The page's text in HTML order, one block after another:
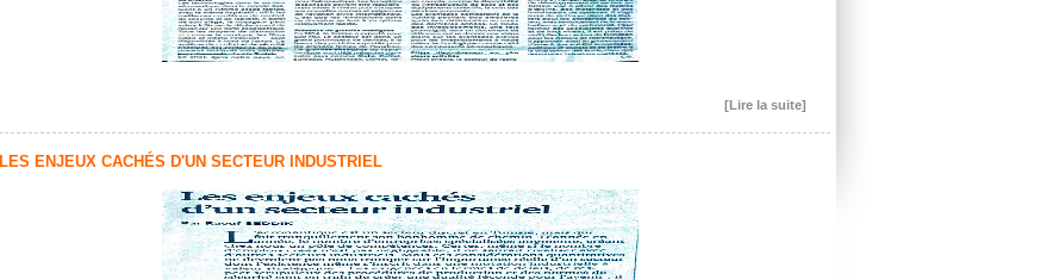
[Lire la suite]
LES ENJEUX CACHÉS D'UN SECTEUR INDUSTRIEL